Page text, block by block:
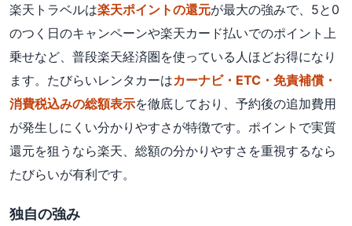
楽天トラベルは楽天ポイントの還元が最大の強みで、5と0
のつく日のキャンペーンや楽天カード払いでのポイント上
乗せなど、普段楽天経済圏を使っている人ほどお得になり
ます。たびらいレンタカーはカーナビ・ETC・免責補償・
消費税込みの総額表示を徹底しており、予約後の追加費用
が発生しにくい分かりやすさが特徴です。ポイントで実質
還元を狙うなら楽天、総額の分かりやすさを重視するなら
たびらいが有利です。
独自の強み